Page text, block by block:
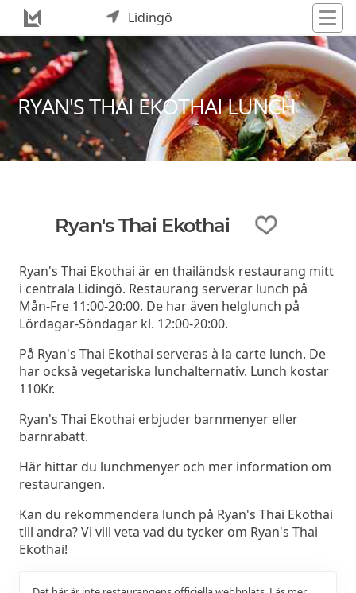
Lidingö
RYAN'S THAI EKOTHAI LUNCH
Ryan's Thai Ekothai
Ryan's Thai Ekothai är en thailändsk restaurang mitt
i centrala Lidingö. Restaurang serverar lunch på
Mån-Fre 11:00-20:00. De har även helglunch på
Lördagar-Söndagar kl. 12:00-20:00.
På Ryan's Thai Ekothai serveras à la carte lunch. De
har också vegetariska lunchalternativ. Lunch kostar
110Kr.
Ryan's Thai Ekothai erbjuder barnmenyer eller
barnrabatt.
Här hittar du lunchmenyer och mer information om
restaurangen.
Kan du rekommendera lunch på Ryan's Thai Ekothai
till andra? Vi vill veta vad du tycker om Ryan's Thai
Ekothai!